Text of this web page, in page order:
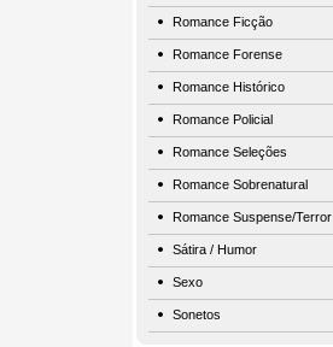
Romance Ficção
Romance Forense
Romance Histórico
Romance Policial
Romance Seleções
Romance Sobrenatural
Romance Suspense/Terror
Sátira / Humor
Sexo
Sonetos